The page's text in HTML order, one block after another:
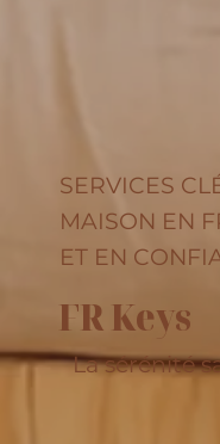
SERVICES
MAISON EN
ET EN
FR Keys
La sérénité